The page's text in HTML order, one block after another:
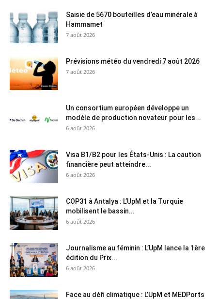
Saisie de 5670 bouteilles d’eau minérale à
Hammamet
7 août 2026
Prévisions météo du vendredi 7 août 2026
7 août 2026
Un consortium européen développe un
modèle de production novateur pour les...
6 août 2026
Visa B1/B2 pour les États-Unis : La caution
financière peut atteindre...
6 août 2026
COP31 à Antalya : L’UpM et la Turquie
mobilisent le bassin...
6 août 2026
Journalisme au féminin : L’UpM lance la 1ère
édition du Prix...
6 août 2026
Face au défi climatique : L’UpM et MEDPorts